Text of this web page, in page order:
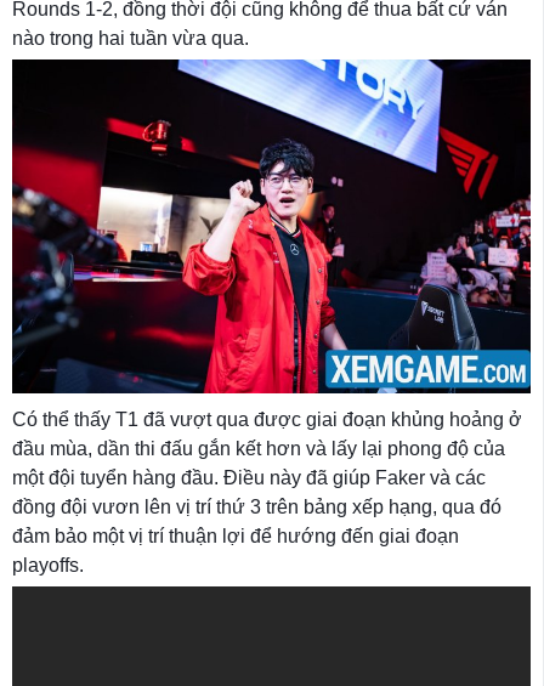
Rounds 1-2, đồng thời đội cũng không để thua bất cứ ván
nào trong hai tuần vừa qua.
Có thể thấy T1 đã vượt qua được giai đoạn khủng hoảng ở
đầu mùa, dần thi đấu gắn kết hơn và lấy lại phong độ của
một đội tuyển hàng đầu. Điều này đã giúp Faker và các
đồng đội vươn lên vị trí thứ 3 trên bảng xếp hạng, qua đó
đảm bảo một vị trí thuận lợi để hướng đến giai đoạn
playoffs.